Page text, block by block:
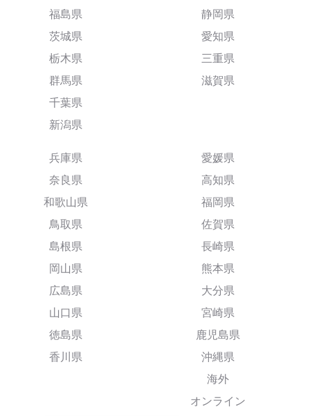
福島県
茨城県
栃木県
群馬県
千葉県
新潟県
静岡県
愛知県
三重県
滋賀県
兵庫県
奈良県
和歌山県
鳥取県
島根県
岡山県
広島県
山口県
徳島県
香川県
愛媛県
高知県
福岡県
佐賀県
長崎県
熊本県
大分県
宮崎県
鹿児島県
沖縄県
海外
オンライン